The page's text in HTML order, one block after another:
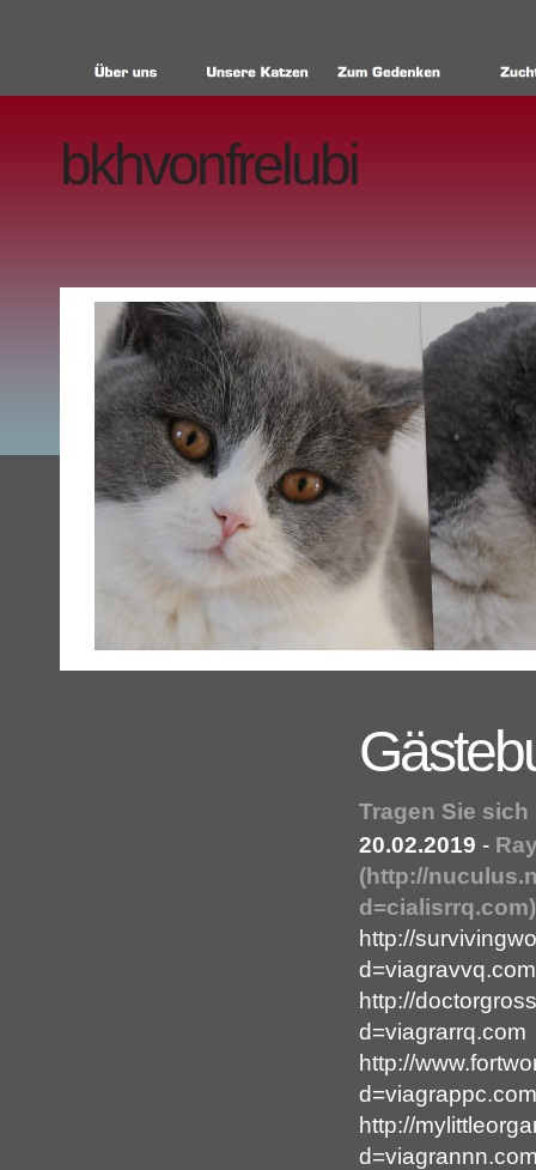
bkhvonfrelubi
Tragen Sie
20.02.2019 -
(http://
d=cialisrrq.com)
http://
d=viagravvq.com
http://
d=viagrarrq.com
http://
d=viagrappc.com
http://